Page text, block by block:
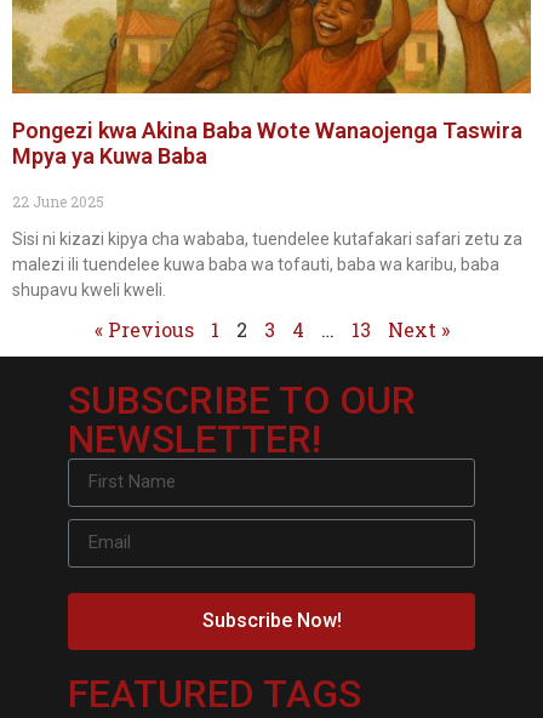
Pongezi kwa Akina Baba Wote Wanaojenga Taswira
Mpya ya Kuwa Baba
22 June 2025
Sisi ni kizazi kipya cha wababa, tuendelee kutafakari safari zetu za
malezi ili tuendelee kuwa baba wa tofauti, baba wa karibu, baba
shupavu kweli kweli.
« Previous 1 2 3 4 … 13 Next »
SUBSCRIBE TO OUR
NEWSLETTER!
Subscribe Now!
FEATURED TAGS